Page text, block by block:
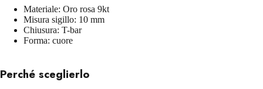
Materiale: Oro rosa 9kt
Misura sigillo: 10 mm
Chiusura: T-bar
Forma: cuore
Perché sceglierlo